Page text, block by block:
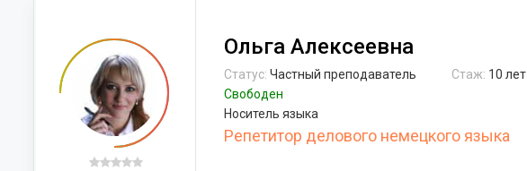
Ольга Алексеевна
Статус: Частный преподаватель Стаж: 10 лет
Свободен
Носитель языка
Репетитор делового немецкого языка